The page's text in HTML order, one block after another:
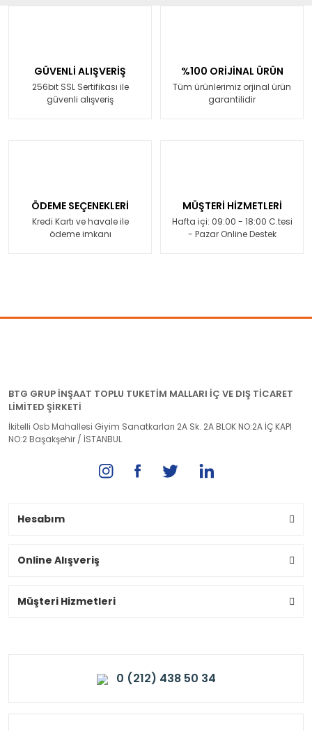
GÜVENLİ ALIŞVERİŞ
256bit SSL Sertifikası ile
güvenli alışveriş
%100 ORİJİNAL ÜRÜN
Tüm ürünlerimiz orjinal ürün
garantilidir
ÖDEME SEÇENEKLERİ
Kredi Kartı ve havale ile
ödeme imkanı
MÜŞTERİ HİZMETLERİ
Hafta içi: 09:00 - 18:00 C.tesi
- Pazar Online Destek
BTG GRUP İNŞAAT TOPLU TUKETİM MALLARI İÇ VE DIŞ TİCARET
LİMİTED ŞİRKETİ
İkitelli Osb Mahallesi Giyim Sanatkarları 2A Sk. 2A BLOK NO:2A İÇ KAPI
NO:2 Başakşehir / İSTANBUL
Hesabım
Online Alışveriş
Müşteri Hizmetleri
0 (212) 438 50 34